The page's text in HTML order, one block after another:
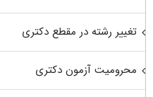
تغییر رشته در مقطع دکتری
محرومیت آزمون دکتری